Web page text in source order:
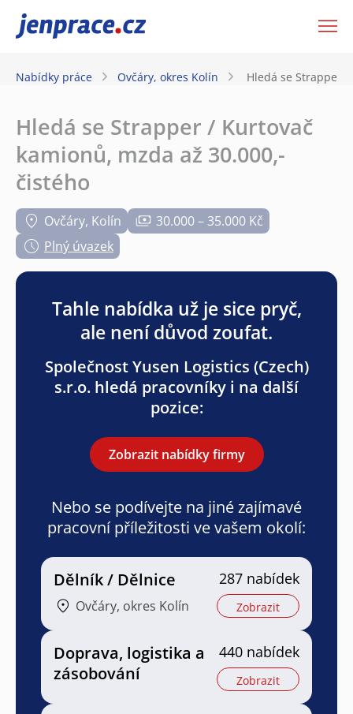
JenPráce.cz
Nabídky práce Ovčáry, okres Kolín Hledá se Strapper
Hledá se Strapper / Kurtovač
kamionů, mzda až 30.000,-
čistého
Ovčáry, Kolín
30.000 – 35.000 Kč
Plný úvazek
Tahle nabídka už je sice pryč,
ale není důvod zoufat.
Společnost Yusen Logistics (Czech)
s.r.o. hledá pracovníky i na další
pozice:
Zobrazit nabídky firmy
Nebo se podívejte na jiné zajímavé
pracovní příležitosti ve vašem okolí:
Dělník / Dělnice
Ovčáry, okres Kolín
287 nabídek
Zobrazit
Doprava, logistika a
zásobování
440 nabídek
Zobrazit